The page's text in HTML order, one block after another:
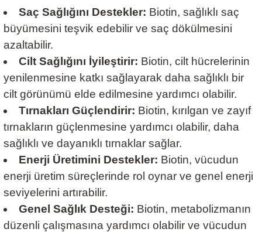
Saç Sağlığını Destekler: Biotin, sağlıklı saç
büyümesini teşvik edebilir ve saç dökülmesini
azaltabilir.
Cilt Sağlığını İyileştirir: Biotin, cilt hücrelerinin
yenilenmesine katkı sağlayarak daha sağlıklı bir
cilt görünümü elde edilmesine yardımcı olabilir.
Tırnakları Güçlendirir: Biotin, kırılgan ve zayıf
tırnakların güçlenmesine yardımcı olabilir, daha
sağlıklı ve dayanıklı tırnaklar sağlar.
Enerji Üretimini Destekler: Biotin, vücudun
enerji üretim süreçlerinde rol oynar ve genel enerji
seviyelerini artırabilir.
Genel Sağlık Desteği: Biotin, metabolizmanın
düzenli çalışmasına yardımcı olabilir ve vücudun